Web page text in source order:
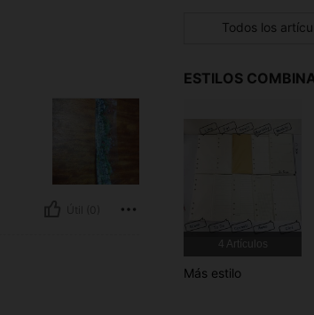
4,94
4,94
Todos los
ESTILOS
4 Artículos
Más estilo